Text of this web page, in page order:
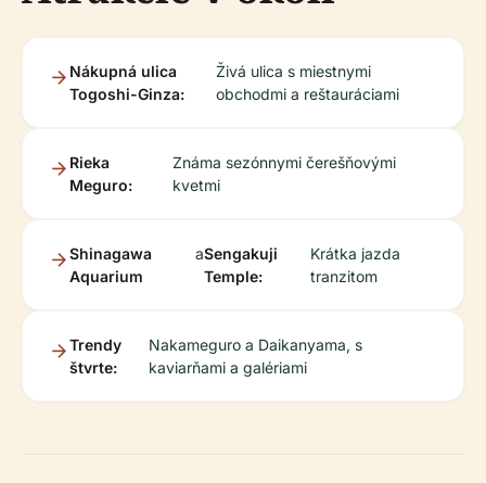
Nákupná ulica
Togoshi-Ginza:
Živá ulica s miestnymi
obchodmi a reštauráciami
Rieka
Meguro:
Známa sezónnymi čerešňovými
kvetmi
Shinagawa
Aquarium
aSengakuji
Temple:
Krátka jazda
tranzitom
Trendy
štvrte:
Nakameguro a Daikanyama, s
kaviarňami a galériami